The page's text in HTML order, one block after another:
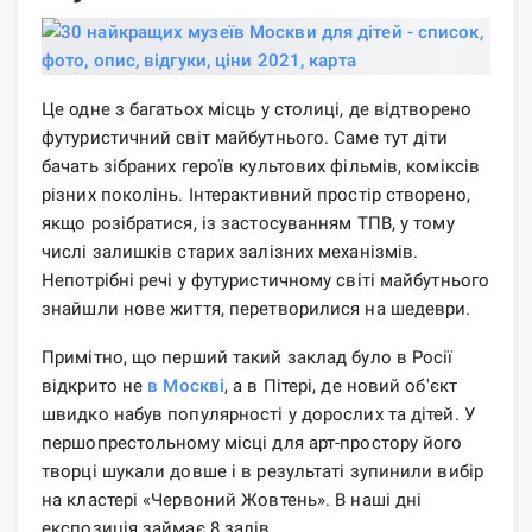
Це одне з багатьох місць у столиці, де відтворено
футуристичний світ майбутнього. Саме тут діти
бачать зібраних героїв культових фільмів, коміксів
різних поколінь. Інтерактивний простір створено,
якщо розібратися, із застосуванням ТПВ, у тому
числі залишків старих залізних механізмів.
Непотрібні речі у футуристичному світі майбутнього
знайшли нове життя, перетворилися на шедеври.
Примітно, що перший такий заклад було в Росії
відкрито не в Москві, а в Пітері, де новий об'єкт
швидко набув популярності у дорослих та дітей. У
першопрестольному місці для арт-простору його
творці шукали довше і в результаті зупинили вибір
на кластері «Червоний Жовтень». В наші дні